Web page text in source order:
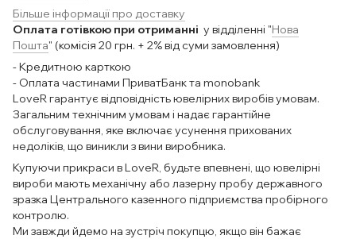
Більше інформації про доставку
Оплата готівкою при отриманні у відділенні "Нова
Пошта" (комісія 20 грн. + 2% від суми замовлення)
- Кредитною карткою
- Оплата частинами ПриватБанк та monobank
LoveR гарантує відповідність ювелірних виробів умовам.
Загальним технічним умовам і надає гарантійне
обслуговування, яке включає усунення прихованих
недоліків, що виникли з вини виробника.
Купуючи прикраси в LoveR, будьте впевнені, що ювелірні
вироби мають механічну або лазерну пробу державного
зразка Центрального казенного підприємства пробірного
контролю.
Ми завжди йдемо на зустріч покупцю, якщо він бажає